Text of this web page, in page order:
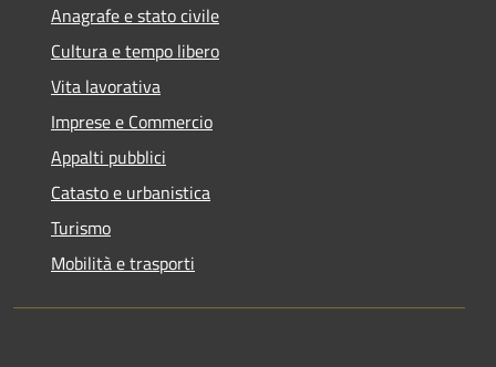
Anagrafe e stato civile
Cultura e tempo libero
Vita lavorativa
Imprese e Commercio
Appalti pubblici
Catasto e urbanistica
Turismo
Mobilità e trasporti